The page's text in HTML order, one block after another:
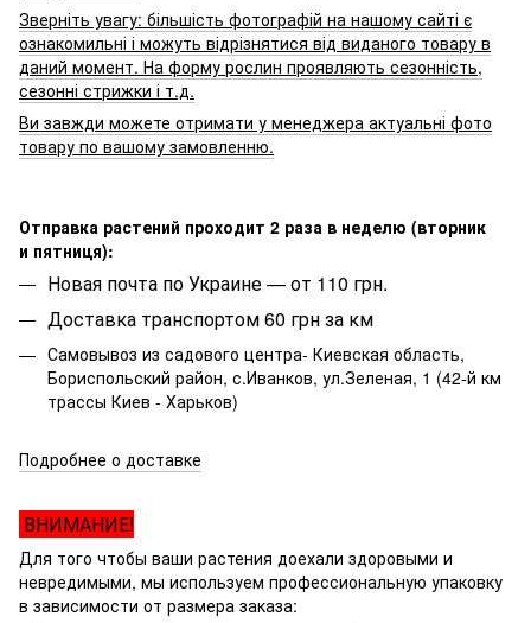
Зверніть увагу: більшість фотографій на нашому сайті є
ознакомильні і можуть відрізнятися від виданого товару в
даний момент. На форму рослин проявляють сезонність,
сезонні стрижки і т.д.
Ви завжди можете отримати у менеджера актуальні фото
товару по вашому замовленню.
Отправка растений проходит 2 раза в неделю (вторник
и пятниця):
Новая почта по Украине — от 110 грн.
Доставка транспортом 60 грн за км
Самовывоз из садового центра- Киевская область,
Бориспольский район, с.Иванков, ул.Зеленая, 1 (42-й км
трассы Киев - Харьков)
Подробнее о доставке
ВНИМАНИЕ!
Для того чтобы ваши растения доехали здоровыми и
невредимыми, мы используем профессиональную упаковку
в зависимости от размера заказа: